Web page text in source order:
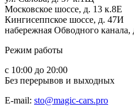
Московское шоссе, д. 13 к.8Е
Кингисеппское шоссе, д. 47И
набережная Обводного канала,
Режим работы
с 10:00 до 20:00
Без перерывов и выходных
E-mail: sto@magic-cars.pro